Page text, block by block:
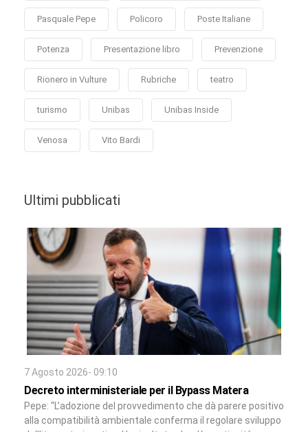
Pasquale Pepe Policoro Poste Italiane
Potenza Presentazione libro Prevenzione
Rionero in Vulture Rubriche teatro
turismo Unibas Unibas Inside
Venosa Vito Bardi
Ultimi pubblicati
7 Agosto 2026- 09:10
Decreto interministeriale per il Bypass Matera
Pepe: “L’adozione del provvedimento che dà parere positivo
alla compatibilità ambientale conferma il regolare sviluppo